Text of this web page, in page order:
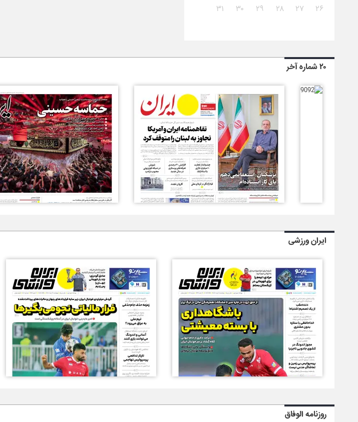
۲۶ ۲۷ ۲۸ ۲۹ ۳۰ ۳۱
۲۰ شماره آخر
ایران ورزشی
روزنامه الوفاق